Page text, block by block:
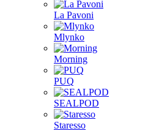
La Pavoni
Mlynko
Morning
PUQ
SEALPOD
Staresso